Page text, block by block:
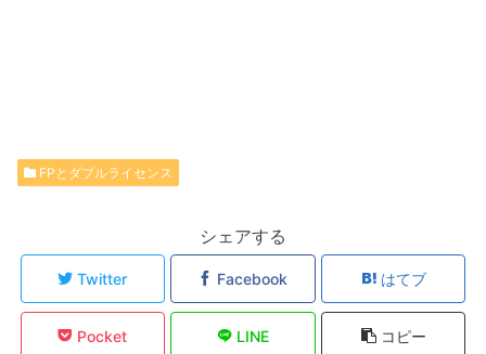
FPとダブルライセンス
シェアする
Twitter Facebook はてブ
Pocket LINE コピー